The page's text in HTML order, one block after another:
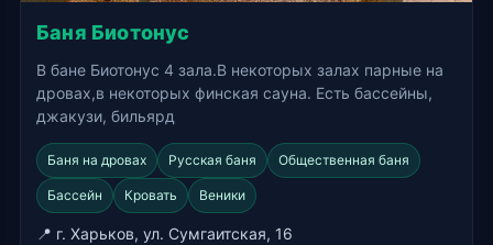
Баня Биотонус
В бане Биотонус 4 зала.В некоторых залах парные на
дровах,в некоторых финская сауна. Есть бассейны,
джакузи, бильярд
Баня на дровах Русская баня Общественная баня
Бассейн Кровать Веники
📍 г. Харьков, ул. Сумгаитская, 16